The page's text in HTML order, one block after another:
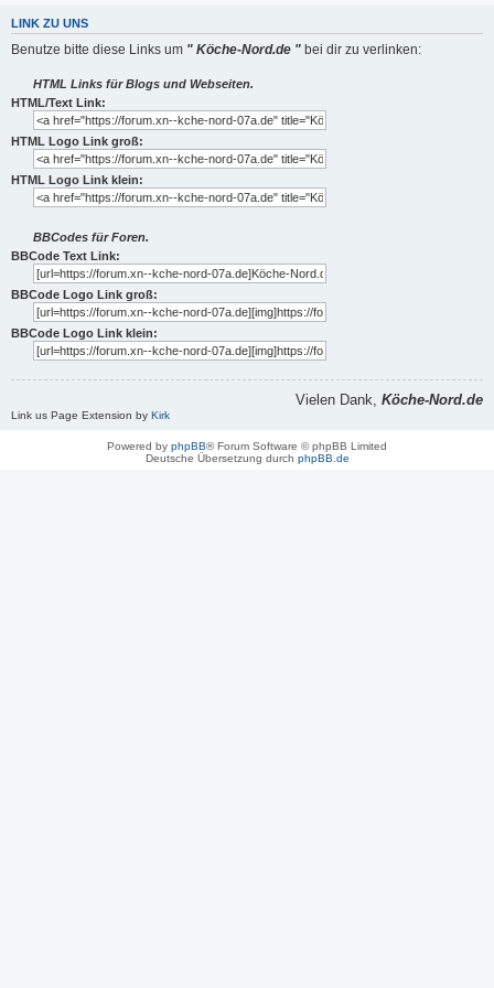
LINK ZU UNS
Benutze bitte diese Links um " Köche-Nord.de " bei dir zu verlinken:
HTML Links für Blogs und Webseiten.
HTML/Text Link:
HTML Logo Link groß:
HTML Logo Link klein:
BBCodes für Foren.
BBCode Text Link:
BBCode Logo Link groß:
BBCode Logo Link klein:
Vielen Dank, Köche-Nord.de
Link us Page Extension by Kirk
Powered by phpBB® Forum Software © phpBB Limited
Deutsche Übersetzung durch phpBB.de